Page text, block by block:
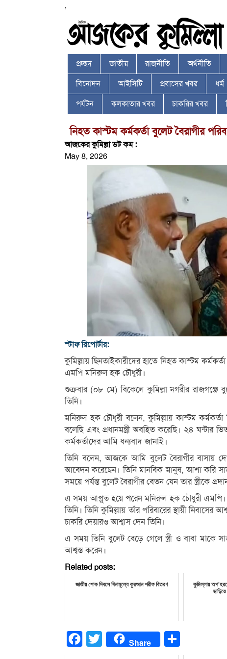
,
প্রচ্ছদ জাতীয় রাজনীতি অর্থনীতি
বিনোদন আইসিটি প্রবাসের খবর ধর্ম
পর্যটন কলকাতার খবর চাকরির খবর
নিহত কাস্টম কর্মকর্তা বুলেট বৈরাগীর
আজকের কুমিল্লা ডট কম :
May 8, 2026
স্টাফ রিপোর্টার:
কুমিল্লায় ছিনতাইকারীদের হাতে নিহত কাস্টম
এমপি মনিরুল হক চৌধুরী।
শুক্রবার (০৮ মে) বিকেলে কুমিল্লা নগরীর রাজগঞ্জে
তিনি।
মনিরুল হক চৌধুরী বলেন, কুমিল্লায় কাস্টম
বলেছি এবং প্রধানমন্ত্রী অবহিত করেছি। ২৪ ঘন্টার
কর্মকর্তাদের আমি ধন্যবাদ জানাই।
তিনি বলেন, আজকে আমি বুলেট বৈরাগীর বাসায় দেখা
আবেদন করেছেন। তিনি মানবিক মানুষ, আশা করি
সময়ে পর্যন্ত বুলেট বৈরাগীর বেতন যেন তার স্ত্রীকে
এ সময় আপ্লুত হয়ে পরেন মনিরুল হক চৌধুরী এমপি।
তিনি। তিনি কুমিল্লায় তাঁর পরিবারের স্থায়ী নিবাসের
চাকরি দেয়ারও আশ্বাস দেন তিনি।
এ সময় তিনি বুলেট বেড়ে গেলে স্ত্রী ও বাবা মাকে
আশ্বস্ত করেন।
Related posts:
জাতীয় শোক দিবসে বিনামূল্যে কুরআন শরীফ বিতরণ
কুমিল্লায়
Facebook
Twitter Share